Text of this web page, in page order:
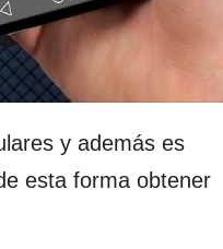
y además es
esta forma obtener